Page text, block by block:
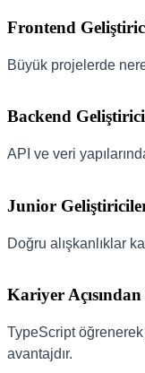
Frontend
Büyük projelerde
Backend
API ve veri
Junior
Doğru alışkanlıklar
Kariyer
TypeScript öğrenerek
avantajdır.